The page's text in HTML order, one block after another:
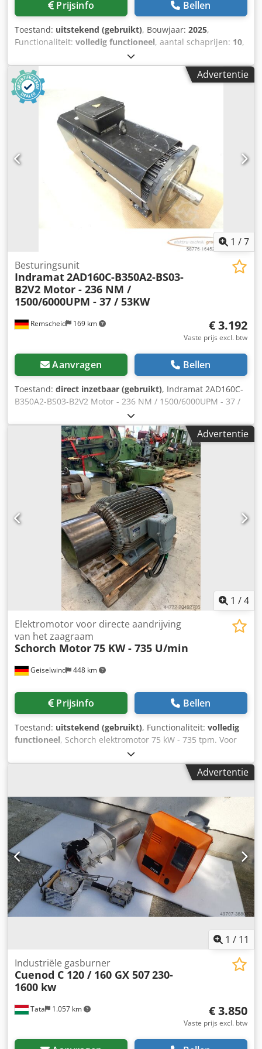
Prijsinfo Bellen
Toestand: uitstekend (gebruikt), Bouwjaar: 2025,
Functionaliteit: volledig functioneel, aantal schaprijen: 10,
Door de sluiting van onze zagerij hebben wij diverse
machines en accessoires te koop (zie foto's). Bij interesse
kunt u contact met ons opnemen. -Motor 45kW voor
hakselaar Dwodpfx Aisyi Erps Hea -Dubbelzijdig
draagarmrek, 15 m lang
Advertentie
1 /7
Remscheid 169 km
Besturingsunit
Indramat2AD160C-B350A2-BS03-
B2V2 Motor - 236 NM /
1500/6000UPM - 37 / 53KW
€ 3.192
Vaste prijs excl. btw
Aanvragen Bellen
Toestand: direct inzetbaar (gebruikt), Indramat 2AD160C-
B350A2-BS03-B2V2 Motor - 236 NM / 1500/6000UPM - 37 /
53KW,gebruikt, kleine gebruikssporen, 100% functioneel,
leveringsomvang zoals foto's ATTENTIE: kosten voor
verpakking en transport apart aanvragen! LET OP: kosten
voor verpakking en transport apart opvragen! Dodpst
Adpfofx Ai Hswa
Advertentie
1 /4
Geiselwind 448 km
Elektromotor voor directe aandrijving
van het zaagraam
Schorch Motor75 KW - 735 U/min
Prijsinfo Bellen
Toestand: uitstekend (gebruikt), Functionaliteit: volledig
functioneel, Schorch elektromotor 75 kW - 735 tpm. Voor
directe aandrijving van een zaagmachine. Met versterkte
lagering. Voorzien van riemschijf met een diameter van
Advertentie
1 / 11
Tata 1.057 km
Industriële gasburner
Cuenod C 120 / 160 GX 507230-
1600 kw
€ 3.850
Vaste prijs excl. btw